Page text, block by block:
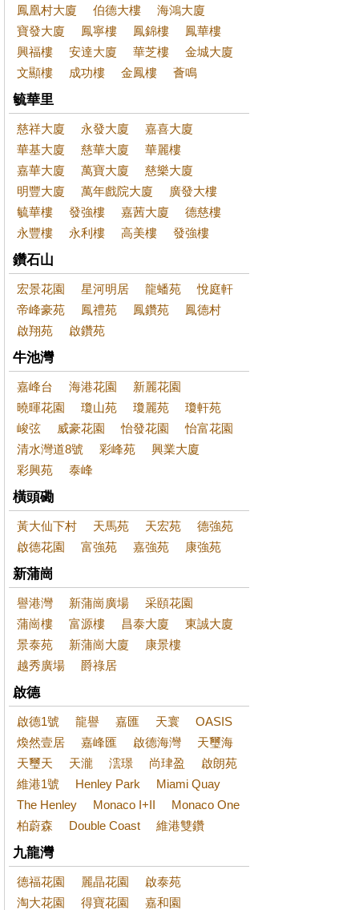
鳳凰村大廈
伯德大樓
海鴻大廈
寶發大廈
鳳寧樓 鳳錦樓
鳳華樓
興福樓
安達大廈 華芝樓
金城大廈
文顯樓
成功樓 金鳳樓 薈鳴
毓華里
慈祥大廈 永發大廈
嘉喜大廈
華基大廈
慈華大廈
華麗樓
嘉華大廈
萬寶大廈
慈樂大廈
明豐大廈
萬年戲院大廈
廣發大樓
毓華樓
發強樓 嘉茜大廈
德慈樓
永豐樓
永利樓 高美樓 發強樓
鑽石山
宏景花園 星河明居 龍蟠苑
悅庭軒
帝峰豪苑
鳳禮苑 鳳鑽苑
鳳德村
啟翔苑
啟鑽苑
牛池灣
嘉峰台 海港花園
新麗花園
曉暉花園
瓊山苑 瓊麗苑
瓊軒苑
峻弦
威豪花園 怡發花園
怡富花園
清水灣道8號
彩峰苑
興業大廈
彩興苑
泰峰
橫頭磡
黃大仙下村 天馬苑 天宏苑
德強苑
啟德花園
富強苑 嘉強苑 康強苑
新蒲崗
譽港灣 新蒲崗廣場
采頤花園
蒲崗樓
富源樓 昌泰大廈
東誠大廈
景泰苑
新蒲崗大廈
康景樓
越秀廣場
爵祿居
啟德
啟德1號 龍譽 嘉匯 天寰
OASIS
煥然壹居
嘉峰匯 啟德海灣
天璽海
天璽天
天瀧 澐璟 尚珒盈
啟朗苑
維港1號
Henley Park
Miami Quay
The Henley
Monaco I+II
Monaco One
柏蔚森
Double Coast 維港雙鑽
九龍灣
德福花園 麗晶花園
啟泰苑
淘大花園
得寶花園 嘉和園